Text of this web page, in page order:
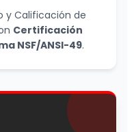
y Calificación de
Certificación
NSF/ANSI-49.